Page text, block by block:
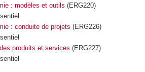
: modèles et outils (ERG220)
: conduite de projets (ERG226)
produits et services (ERG227)